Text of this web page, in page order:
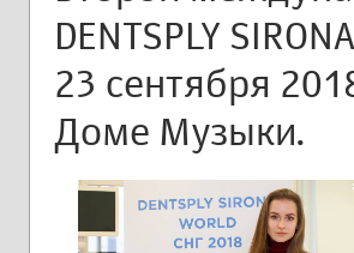
DENTSPLY
23 сентября
Доме Музыки.